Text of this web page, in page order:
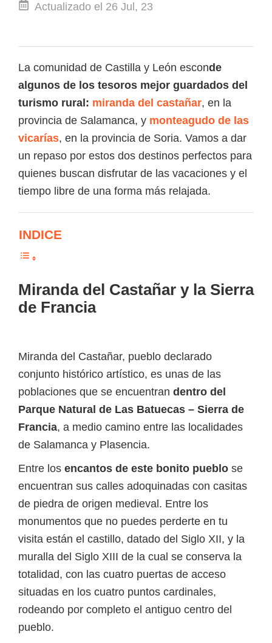
Actualizado el 26 Jul, 23
La comunidad de Castilla y León esconde
algunos de los tesoros mejor guardados del
turismo rural: miranda del castañar, en la
provincia de Salamanca, y monteagudo de las
vicarías, en la provincia de Soria. Vamos a dar
un repaso por estos dos destinos perfectos para
quienes buscan disfrutar de las vacaciones y el
tiempo libre de una forma más relajada.
INDICE
Miranda del Castañar y la Sierra
de Francia
Miranda del Castañar, pueblo declarado
conjunto histórico artístico, es unas de las
poblaciones que se encuentran dentro del
Parque Natural de Las Batuecas – Sierra de
Francia, a medio camino entre las localidades
de Salamanca y Plasencia.
Entre los encantos de este bonito pueblo se
encuentran sus calles adoquinadas con casitas
de piedra de origen medieval. Entre los
monumentos que no puedes perderte en tu
visita están el castillo, datado del Siglo XII, y la
muralla del Siglo XIII de la cual se conserva la
totalidad, con las cuatro puertas de acceso
situadas en los cuatro puntos cardinales,
rodeando por completo el antiguo centro del
pueblo.